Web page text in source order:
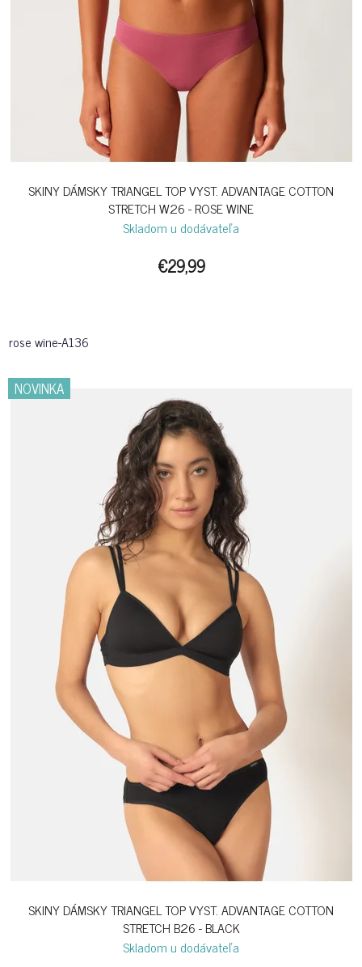
SKINY DÁMSKY TRIANGEL TOP VYST. ADVANTAGE COTTON
STRETCH W26 - ROSE WINE
Skladom u dodávateľa
€29,99
rose wine-A136
NOVINKA
SKINY DÁMSKY TRIANGEL TOP VYST. ADVANTAGE COTTON
STRETCH B26 - BLACK
Skladom u dodávateľa